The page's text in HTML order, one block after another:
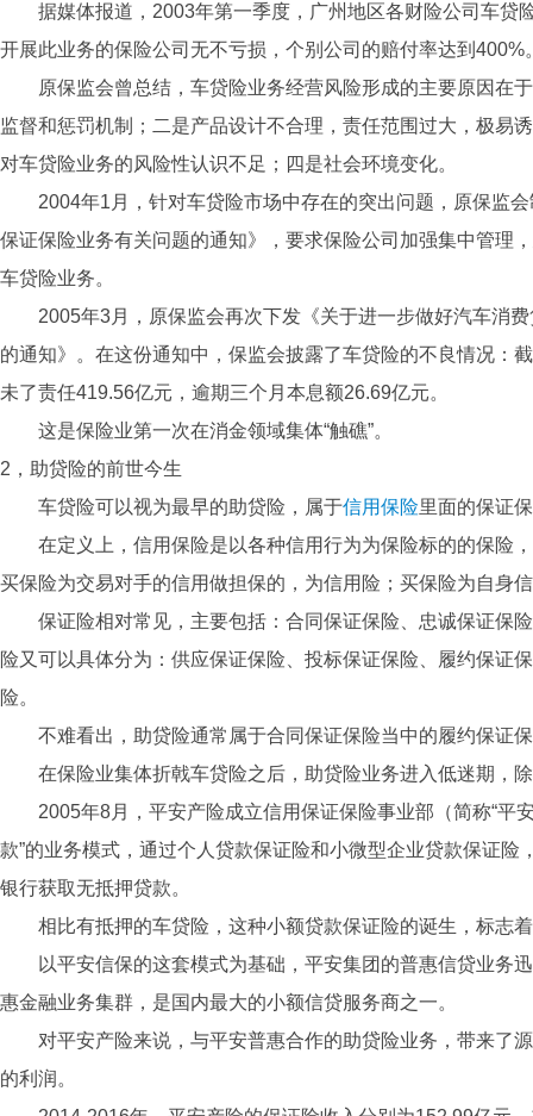
据媒体报道，2003年第一季度，广州地区各财险公司车贷
开展此业务的保险公司无不亏损，个别公司的赔付率达到400%
原保监会曾总结，车贷险业务经营风险形成的主要原因在
监督和惩罚机制；二是产品设计不合理，责任范围过大，极易
对车贷险业务的风险性认识不足；四是社会环境变化。
2004年1月，针对车贷险市场中存在的突出问题，原保监
保证保险业务有关问题的通知》，要求保险公司加强集中管理
车贷险业务。
2005年3月，原保监会再次下发《关于进一步做好汽车消
的通知》。在这份通知中，保监会披露了车贷险的不良情况：
未了责任419.56亿元，逾期三个月本息额26.69亿元。
这是保险业第一次在消金领域集体“触礁”。
2，助贷险的前世今生
车贷险可以视为最早的助贷险，属于信用保险里面的保证
在定义上，信用保险是以各种信用行为为保险标的的保险
买保险为交易对手的信用做担保的，为信用险；买保险为自身
保证险相对常见，主要包括：合同保证保险、忠诚保证保
险又可以具体分为：供应保证保险、投标保证保险、履约保证
险。
不难看出，助贷险通常属于合同保证保险当中的履约保证
在保险业集体折戟车贷险之后，助贷险业务进入低迷期，
2005年8月，平安产险成立信用保证保险事业部（简称“平
款”的业务模式，通过个人贷款保证险和小微型企业贷款保证险
银行获取无抵押贷款。
相比有抵押的车贷险，这种小额贷款保证险的诞生，标志
以平安信保的这套模式为基础，平安集团的普惠信贷业务
惠金融业务集群，是国内最大的小额信贷服务商之一。
对平安产险来说，与平安普惠合作的助贷险业务，带来了
的利润。